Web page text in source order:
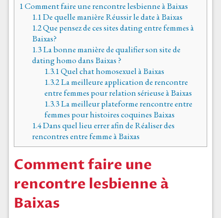
1Comment faire une rencontre lesbienne à Baixas
1.1De quelle manière Réussir le date à Baixas
1.2Que pensez de ces sites dating entre femmes à
Baixas?
1.3La bonne manière de qualifier son site de
dating homo dans Baixas ?
1.3.1Quel chat homosexuel à Baixas
1.3.2La meilleure application de rencontre
entre femmes pour relation sérieuse à Baixas
1.3.3La meilleur plateforme rencontre entre
femmes pour histoires coquines Baixas
1.4Dans quel lieu errer afin de Réaliser des
rencontres entre femme à Baixas
Comment faire une
rencontre lesbienne à
Baixas